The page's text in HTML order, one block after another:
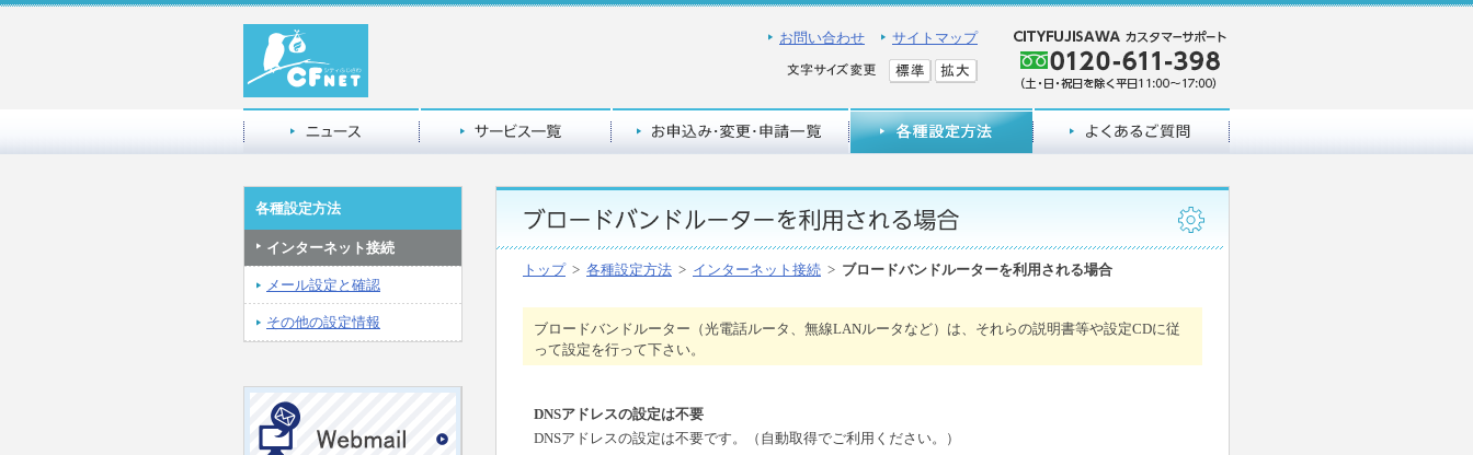
お問い合わせ サイトマップ
トップ> 各種設定方法 > インターネット接続 > ブロードバンドルーターを利用される場合
ブロードバンドルーター（光電話ルータ、無線LANルータなど）は、それらの説明書等や設定CDに従
って設定を行って下さい。
DNSアドレスの設定は不要
DNSアドレスの設定は不要です。（自動取得でご利用ください。）
各種設定方法
インターネット接続
メール設定と確認
その他の設定情報